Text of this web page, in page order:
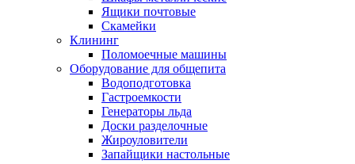
Ящики почтовые
Скамейки
Клининг
Поломоечные машины
Оборудование для общепита
Водоподготовка
Гастроемкости
Генераторы льда
Доски разделочные
Жироуловители
Запайщики настольные